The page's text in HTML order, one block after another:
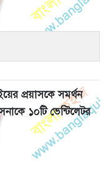
প্রয়াসকে সমর্থন
১০টি ভেন্টিলেটর